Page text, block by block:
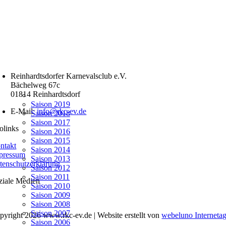
Saison 2019
Saison 2018
Saison 2017
Saison 2016
Saison 2015
Saison 2014
Saison 2013
Saison 2012
Saison 2011
Saison 2010
Saison 2009
Saison 2008
Saison 2007
Saison 2006
Reinhardtsdorfer Karnevalsclub e.V.
Bächelweg 67c
01814 Reinhardtsdorf
E-Mail:info@rkc-ev.de
Medien
2026 www.rkc-ev.de |Website erstellt vonwebeluno